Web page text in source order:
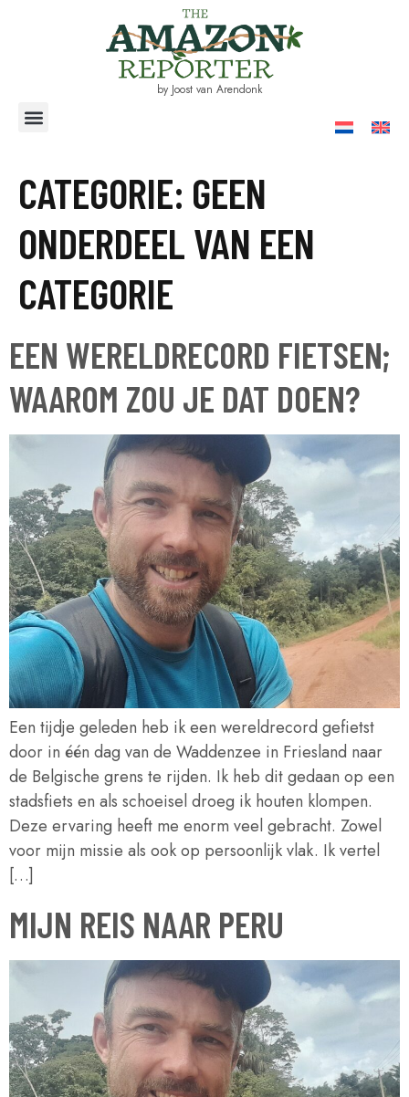
by Joost van Arendonk
CATEGORIE: GEEN
ONDERDEEL VAN EEN
CATEGORIE
EEN WERELDRECORD FIETSEN;
WAAROM ZOU JE DAT DOEN?
Een tijdje geleden heb ik een wereldrecord gefietst
door in één dag van de Waddenzee in Friesland naar
de Belgische grens te rijden. Ik heb dit gedaan op een
stadsfiets en als schoeisel droeg ik houten klompen.
Deze ervaring heeft me enorm veel gebracht. Zowel
voor mijn missie als ook op persoonlijk vlak. Ik vertel
[…]
MIJN REIS NAAR PERU